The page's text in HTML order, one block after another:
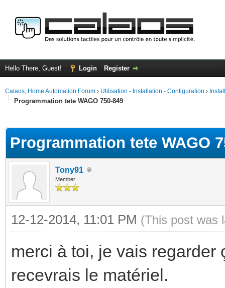
Hello There, Guest! Login Register
Calaos, Home Automation Forum › Utilisation - Installation - Configuration ›
Programmation tete WAGO 750-849
Programmation tete WAGO
Tony91
Member
12-12-2014, 11:01 PM (This post was
merci à toi, je vais regarder
recevrais le matériel.